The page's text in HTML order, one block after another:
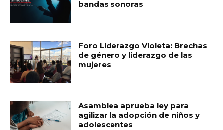
bandas sonoras
Foro Liderazgo Violeta: Brechas
de género y liderazgo de las
mujeres
Asamblea aprueba ley para
agilizar la adopción de niños y
adolescentes